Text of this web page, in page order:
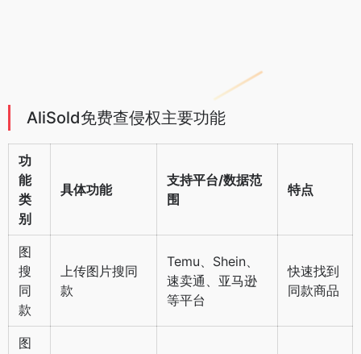
AliSold免费查侵权主要功能
功
能
类
别
具体功能
支持平台/数据范
围
特点
图
搜
同
款
上传图片搜同
款
Temu、Shein、
速卖通、亚马逊
等平台
快速找到
同款商品
图